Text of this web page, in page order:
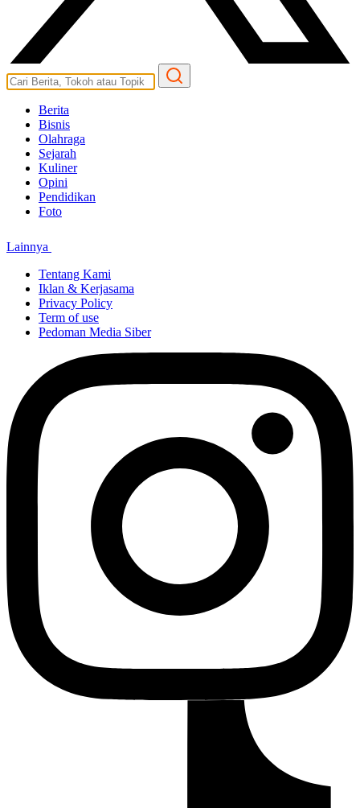
Berita
Bisnis
Olahraga
Sejarah
Kuliner
Opini
Pendidikan
Foto
Lainnya
Tentang Kami
Iklan & Kerjasama
Privacy Policy
Term of use
Pedoman Media Siber